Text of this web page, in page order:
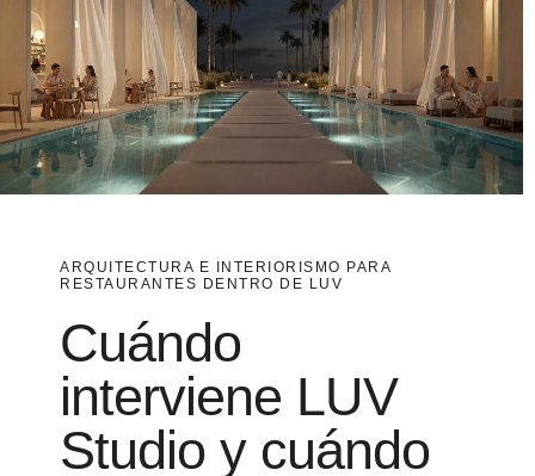
interviene LUV
Studio y cuándo
se suma LUV
Lifestyle
En LUV Studio trabajamos la arquitectura y el diseño
de interiores del restaurante desde la estructura del
desarrollo técnico, recorridos, relación entre áreas,
conexión con el entorno y adaptación del local al
modelo de negocio.
Cuando el proyecto requiere un desarrollo específico
de interiorismo, decoración, mobiliario, iluminación